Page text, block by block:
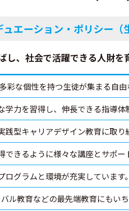
エーション・ポリシー（
、社会で活躍できる人財を
な個性を持つ生徒が集まる自由
力を習得し、伸長できる指導体
型キャリアデザイン教育に取り
きるように様々な講座とサポー
グラムと環境が充実しています。
ル教育などの最先端教育にもいち